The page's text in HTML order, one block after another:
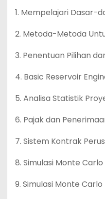
1. Mempelajari Dasar-
2. Metoda-Metoda
3. Penentuan Pilihan
4. Basic Reservoir
5. Analisa Statistik
6. Pajak dan
7. Sistem Kontrak
8. Simulasi Monte Carlo
9. Simulasi Monte